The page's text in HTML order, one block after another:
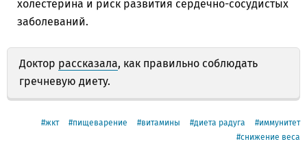
холестерина и риск развития сердечно-сосудистых
заболеваний.
Доктор рассказала, как правильно соблюдать
гречневую диету.
жкт пищеварение витамины диета радуга
иммунитет
снижение веса